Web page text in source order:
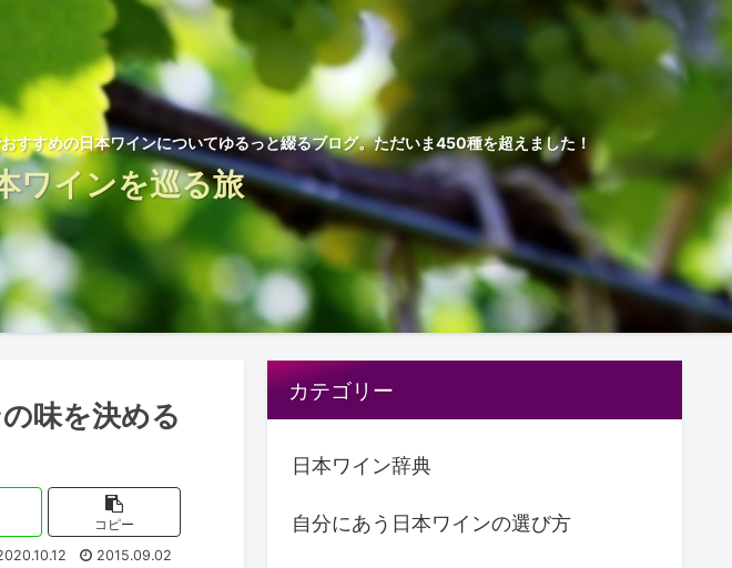
すめの日本ワインについてゆるっと綴るブログ。ただいま450種を超えました！
ワインを巡る旅
味を決める
コピー
2015.09.02
カテゴリー
日本ワイン辞典
自分にあう日本ワインの選び方